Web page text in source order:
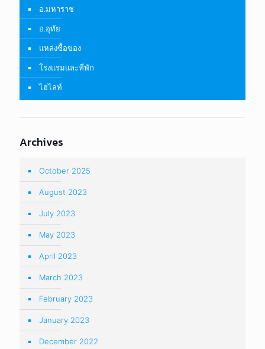
อ.มหาราช
อ.อุทัย
แหล่งซื้อของ
โรงแรมและที่พัก
ไฮไลท์
Archives
October 2025
August 2023
July 2023
May 2023
April 2023
March 2023
February 2023
January 2023
December 2022